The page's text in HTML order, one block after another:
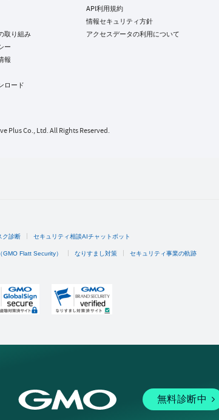
取り組み
ー
報
ロード
API利用規約
情報セキュリティ方針
アクセスデータの利用について
Plus Co., Ltd. All Rights Reserved.
ク診断 セキュリティ相談AIチャットボット
Flatt Security） なりすまし対策 セキュリティ事業の軌跡
無料診断中